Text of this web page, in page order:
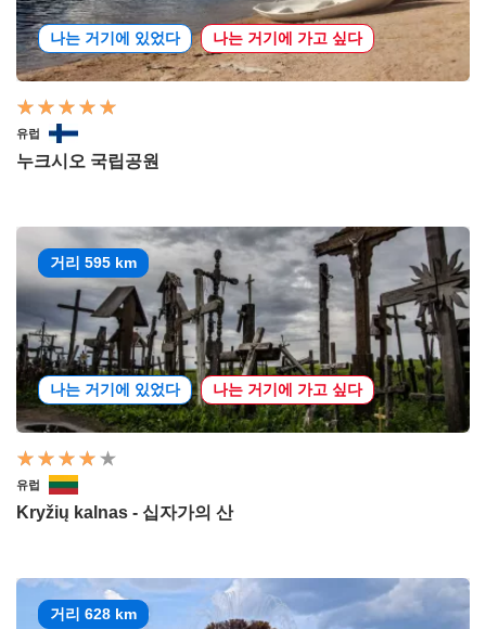
나는 거기에 있었다 나는 거기에 가고 싶다
유럽
누크시오 국립공원
거리 595 km
나는 거기에 있었다 나는 거기에 가고 싶다
유럽
Kryžių kalnas - 십자가의 산
거리 628 km